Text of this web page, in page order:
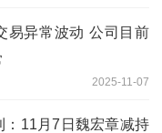
易异常波动 公司目前
2025-11-07
：11月7日魏宏章减持